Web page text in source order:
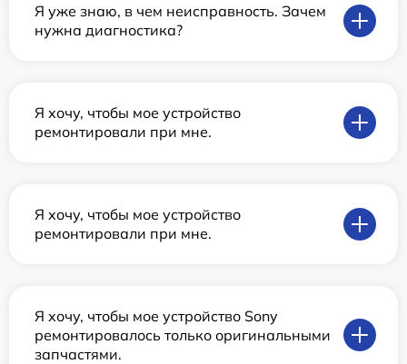
Я уже знаю, в чем неисправность. Зачем
нужна диагностика?
Я хочу, чтобы мое устройство
ремонтировали при мне.
Я хочу, чтобы мое устройство
ремонтировали при мне.
Я хочу, чтобы мое устройство Sony
ремонтировалось только оригинальными
запчастями.